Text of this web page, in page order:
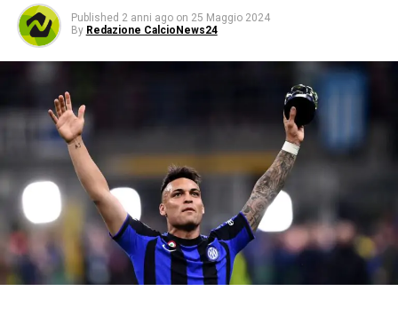
Published 2 anni ago on 25 Maggio 2024
By Redazione CalcioNews24